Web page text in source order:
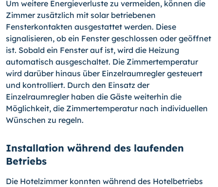
Um weitere Energieverluste zu vermeiden, können die
Zimmer zusätzlich mit solar betriebenen
Fensterkontakten ausgestattet werden. Diese
signalisieren, ob ein Fenster geschlossen oder geöffnet
ist. Sobald ein Fenster auf ist, wird die Heizung
automatisch ausgeschaltet. Die Zimmertemperatur
wird darüber hinaus über Einzelraumregler gesteuert
und kontrolliert. Durch den Einsatz der
Einzelraumregler haben die Gäste weiterhin die
Möglichkeit, die Zimmertemperatur nach individuellen
Wünschen zu regeln.
Installation während des laufenden
Betriebs
Die Hotelzimmer konnten während des Hotelbetriebs